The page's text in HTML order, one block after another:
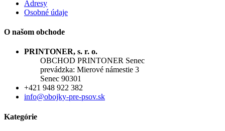
Adresy
Osobné údaje
O našom obchode
PRINTONER, s. r. o.
OBCHOD PRINTONER Senec
prevádzka: Mierové námestie 3
Senec 90301
+421 948 922 382
info@obojky-pre-psov.sk
Kategórie